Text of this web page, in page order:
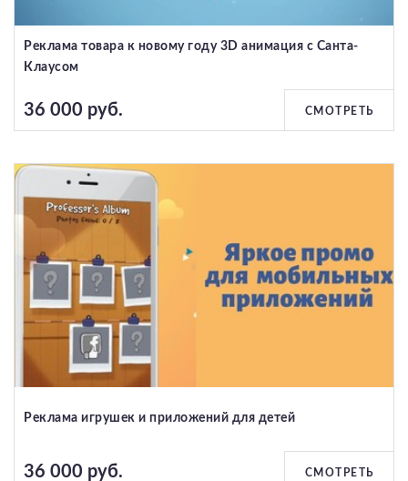
Реклама товара к новому году 3D анимация с Санта-
Клаусом
36 000 руб. СМОТРЕТЬ
Реклама игрушек и приложений для детей
36 000 руб. СМОТРЕТЬ